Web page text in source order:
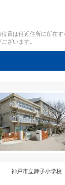
置は付近住所に所在
ざいます。
神戸市立舞子小学校